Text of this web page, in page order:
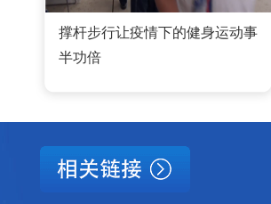
撑杆步行让疫情下的健身运动事
半功倍